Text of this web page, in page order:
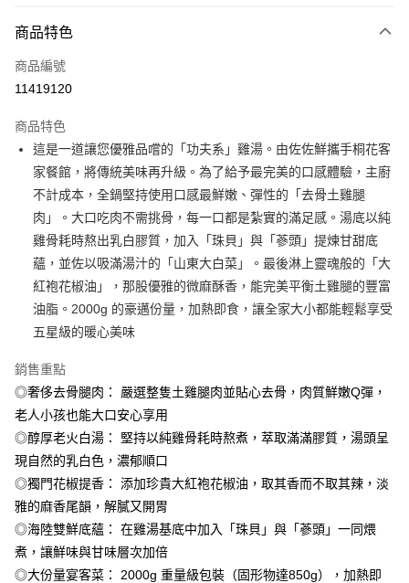
台灣樂天信用卡公司
玉山商業銀行
台灣樂天信用卡公司
貨到付款
運送方式
冷凍7-11取貨(快速到店，到貨後4天內需取貨)
每筆NT$150，滿NT$999(含以上)免運費
冷凍宅配-抗凍紙箱裝(可備註改保麗龍箱)
每筆NT$150，滿NT$999(含以上)免運費
每筆NT$180，滿NT$999(含以上)免運費
商品特色
商品編號
11419120
商品特色
這是一道讓您優雅品嚐的「功夫系」雞湯。由佐佐鮮攜手桐花客
家餐館，將傳統美味再升級。為了給予最完美的口感體驗，主廚
不計成本，全鍋堅持使用口感最鮮嫩、彈性的「去骨土雞腿
肉」。大口吃肉不需挑骨，每一口都是紮實的滿足感。湯底以純
雞骨耗時熬出乳白膠質，加入「珠貝」與「蔘頭」提煉甘甜底
蘊，並佐以吸滿湯汁的「山東大白菜」。最後淋上靈魂般的「大
紅袍花椒油」，那股優雅的微麻酥香，能完美平衡土雞腿的豐富
油脂。2000g 的豪邁份量，加熱即食，讓全家大小都能輕鬆享受
五星級的暖心美味
銷售重點
◎奢侈去骨腿肉： 嚴選整隻土雞腿肉並貼心去骨，肉質鮮嫩Q彈，
老人小孩也能大口安心享用
◎醇厚老火白湯： 堅持以純雞骨耗時熬煮，萃取滿滿膠質，湯頭呈
現自然的乳白色，濃郁順口
◎獨門花椒提香： 添加珍貴大紅袍花椒油，取其香而不取其辣，淡
雅的麻香尾韻，解膩又開胃
◎海陸雙鮮底蘊： 在雞湯基底中加入「珠貝」與「蔘頭」一同煨
煮，讓鮮味與甘味層次加倍
◎大份量宴客菜： 2000g 重量級包裝（固形物達850g），加熱即